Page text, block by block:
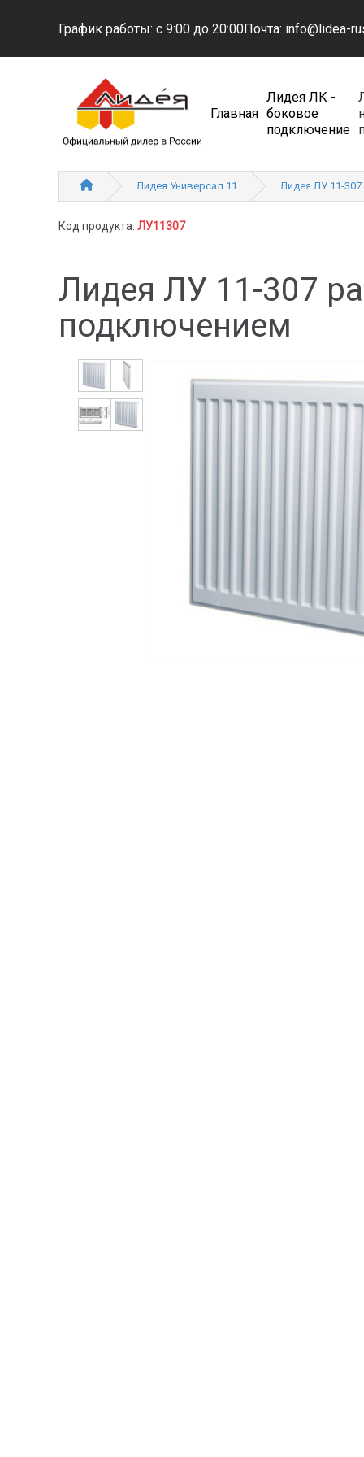
График работы: с 9:00 до 20:00Почта: info@lidea-
Главная
Лидея ЛК -
боковое
подключение
Лидея Универсал 11 Лидея ЛУ 11-307
Код продукта: ЛУ11307
Лидея ЛУ 11-307
подключением